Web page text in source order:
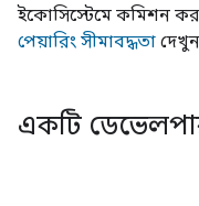
ইকোসিস্টেমে কমিশন
পেয়ারিং সীমাবদ্ধতা
একটি